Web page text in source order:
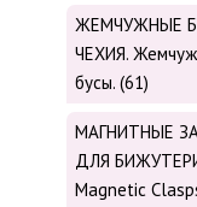
ЖЕМЧУЖНЫЕ
ЧЕХИЯ.
бусы. (61)
МАГНИТНЫЕ
ДЛЯ
Magnetic